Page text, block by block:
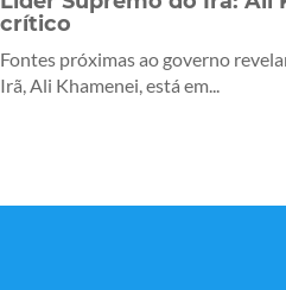
crítico
Fontes próximas ao governo
Irã, Ali Khamenei, está em...